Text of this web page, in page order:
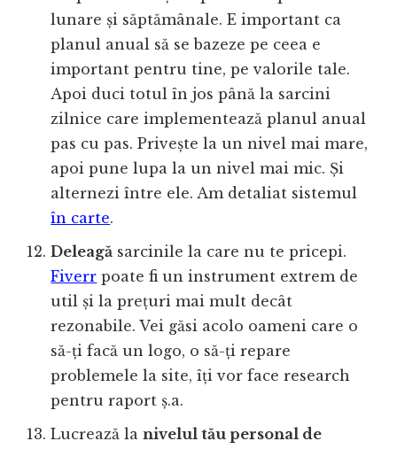
lunare și săptămânale. E important ca
planul anual să se bazeze pe ceea e
important pentru tine, pe valorile tale.
Apoi duci totul în jos până la sarcini
zilnice care implementează planul anual
pas cu pas. Privește la un nivel mai mare,
apoi pune lupa la un nivel mai mic. Și
alternezi între ele. Am detaliat sistemul
în carte.
Deleagă sarcinile la care nu te pricepi.
Fiverr poate fi un instrument extrem de
util și la prețuri mai mult decât
rezonabile. Vei găsi acolo oameni care o
să-ți facă un logo, o să-ți repare
problemele la site, îți vor face research
pentru raport ș.a.
Lucrează lanivelul tău personal de